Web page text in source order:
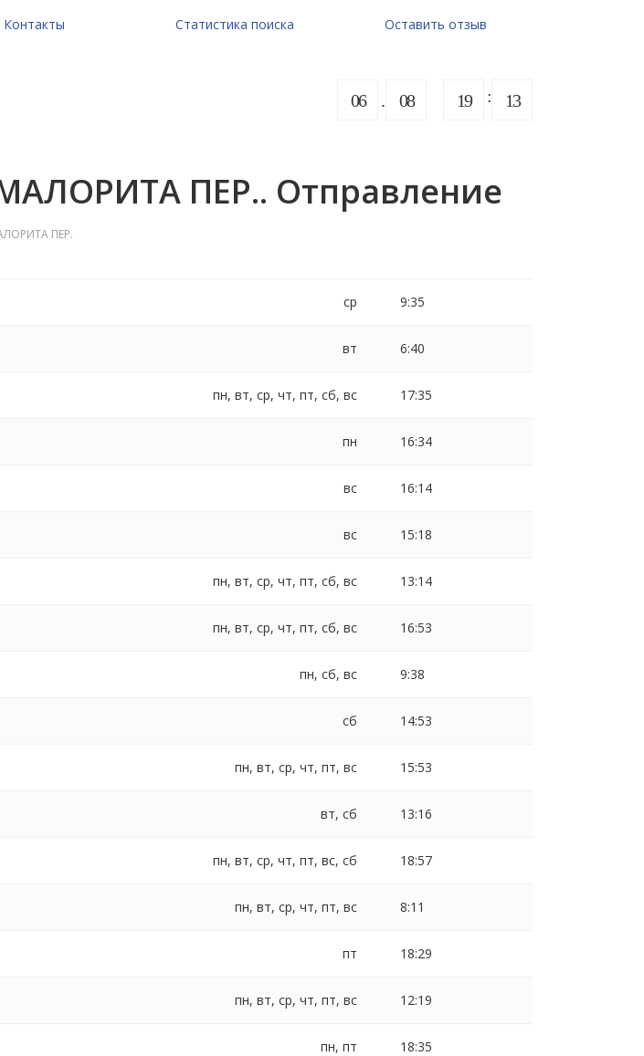
Контакты Статистика поиска Оставить отзыв
06 08 19 13
ПЕР.. Отправление
ПЕР.
ср 9:35
вт 6:40
пн, вт, ср, чт, пт, сб, вс 17:35
пн 16:34
вс 16:14
вс 15:18
пн, вт, ср, чт, пт, сб, вс 13:14
пн, вт, ср, чт, пт, сб, вс 16:53
пн, сб, вс 9:38
сб 14:53
пн, вт, ср, чт, пт, вс 15:53
вт, сб 13:16
пн, вт, ср, чт, пт, вс, сб 18:57
пн, вт, ср, чт, пт, вс 8:11
пт 18:29
пн, вт, ср, чт, пт, вс 12:19
пн, пт 18:35